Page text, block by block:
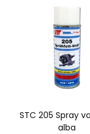
STC 205 Spray
alba